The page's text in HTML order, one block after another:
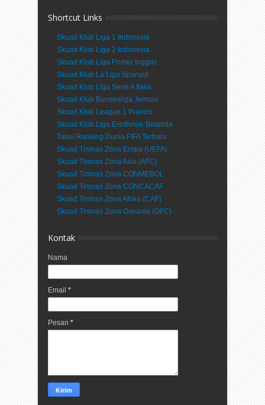
Shortcut Links
Skuad Klub Liga 1 Indonesia
Skuad Klub Liga 2 Indonesia
Skuad Klub Liga Primer Inggris
Skuad Klub La Liga Spanyol
Skuad Klub Liga Serie A Italia
Skuad Klub Bundesliga Jerman
Skuad Klub League 1 Prancis
Skuad Klub Liga Eredivisie Belanda
Tabel Ranking Dunia FIFA Terbaru
Skuad Timnas Zona Eropa (UEFA)
Skuad Timnas Zona Asia (AFC)
Skuad Timnas Zona CONMEBOL
Skuad Timnas Zona CONCACAF
Skuad Timnas Zona Afrika (CAF)
Skuad Timnas Zona Oseania (OFC)
Kontak
Nama
Email *
Pesan *